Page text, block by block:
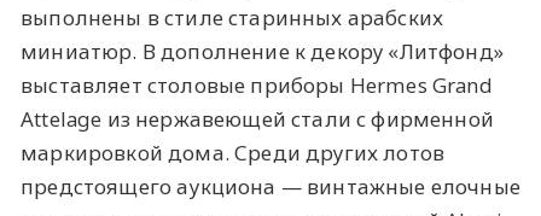
выполнены в стиле старинных арабских
миниатюр. В дополнение к декору «Литфонд»
выставляет столовые приборы Hermes Grand
Attelage из нержавеющей стали с фирменной
маркировкой дома. Среди других лотов
предстоящего аукциона — винтажные елочные